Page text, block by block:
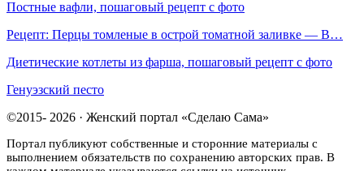
Постные вафли, пошаговый рецепт с фото
Рецепт: Перцы томленые в острой томатной заливке — В…
Диетические котлеты из фарша, пошаговый рецепт с фото
Генуэзский песто
©2015- 2026 · Женский портал «Сделаю Сама»
Портал публикуют собственные и сторонние материалы с
выполнением обязательств по сохранению авторских прав. В